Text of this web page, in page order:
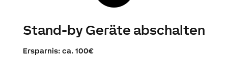
Stand-by Geräte abschalten
Ersparnis: ca. 100€